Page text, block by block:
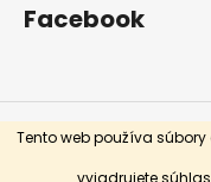
Tento web používa
O
o
r
Facebook